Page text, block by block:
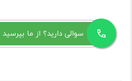
سوالی دارید؟ از ما بپرسید